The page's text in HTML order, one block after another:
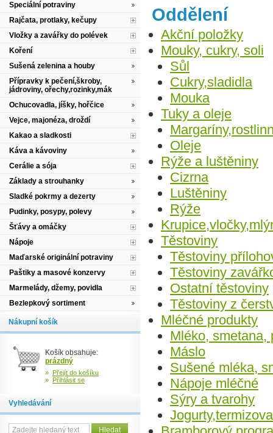
Oddělení
Akční položky
Mouky, cukry, soli
Sůl
Cukry,sladidla
Mouka
Tuky a oleje
Oleje
Rýže a luštěniny
Cizrna
Luštěniny
Rýže
Těstoviny
Těstoviny
Těstoviny
Ostatní těstoviny
Těstoviny z
Mléčné produkty
Mléko, smetana,
Máslo
Sušené mléka,
Nápoje mléčné
Sýry a tvarohy
Speciální potraviny
Rajčata, protlaky, kečupy
Vložky a zavářky do polévek
Koření
Sušená zelenina a houby
Přípravky k pečení,škroby,
jádroviny, ořechy,rozinky,mák
Ochucovadla, jíšky, hořčice
Vejce, majonéza, droždí
Kakao a sladkosti
Káva a kávoviny
Cerálie a sója
Základy a strouhanky
Sladké pokrmy a dezerty
Pudinky, posypy, polevy
Šťávy a omáčky
Nápoje
Maďarské originální potraviny
Paštiky a masové konzervy
Marmelády, džemy, povidla
Bezlepkový sortiment
Nákupní košík
Košík obsahuje:
prázdný
» Přejít do košíku
» Přihlásit se
Vyhledávání